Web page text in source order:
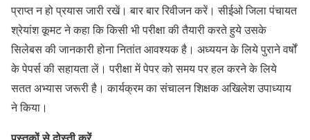
प्राप्त न हो प्रयास जारी रखें। बार बार रिवीजन करें। सीईओ जिला पंचायत
श्रेयांश कूमट ने कहा कि किसी भी परीक्षा की तैयारी करते हुये उसके
सिलेबस की जानकारी होना नितांत आवश्यक है। अध्ययन के लिये पुराने वर्षों
के पेपर्स की सहायता लें। परीक्षा में पेपर को समय पर हल करने के लिये
सतत अभ्यास जरूरी है। कार्यक्रम का संचालन शिक्षक अखिलेश उपाध्याय
ने किया।